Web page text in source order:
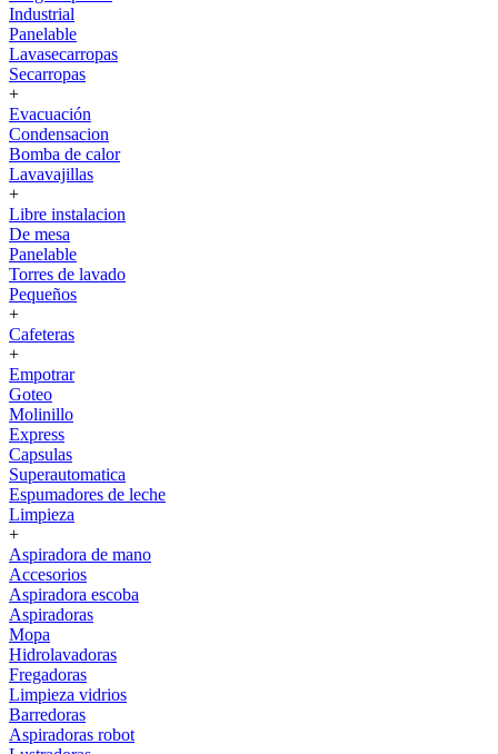
Industrial
Panelable
Lavasecarropas
Secarropas
+
Evacuación
Condensacion
Bomba de calor
Lavavajillas
+
Libre instalacion
De mesa
Panelable
Torres de lavado
Pequeños
+
Cafeteras
+
Empotrar
Goteo
Molinillo
Express
Capsulas
Superautomatica
Espumadores de leche
Limpieza
+
Aspiradora de mano
Accesorios
Aspiradora escoba
Aspiradoras
Mopa
Hidrolavadoras
Fregadoras
Limpieza vidrios
Barredoras
Aspiradoras robot